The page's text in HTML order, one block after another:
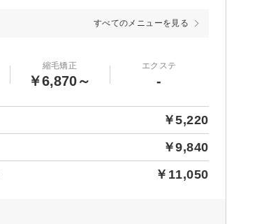
すべてのメニューを見る
縮毛矯正
￥6,870～
エクステ
-
￥5,220
￥9,840
￥11,050